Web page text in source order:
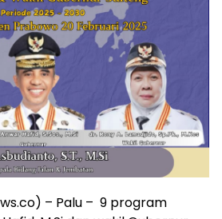
– Palu – 9 program